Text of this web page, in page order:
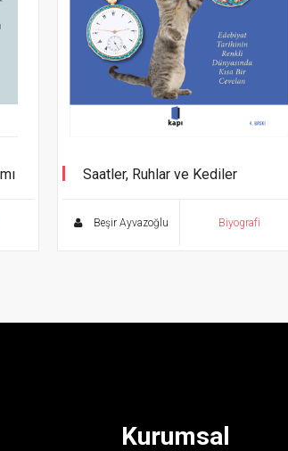
Saatler, Ruhlar ve Kediler
Dünyasında Kısa Bir Cevelan
Beşir Ayvazoğlu Biyografi
Kurumsal